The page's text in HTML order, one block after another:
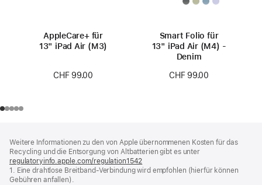
AppleCare+ für
13" iPad Air (M3)
CHF 99.00
Smart Folio für
13" iPad Air (M4) -
Denim
CHF 99.00
Weitere Informationen zu den von Apple übernommenen Kosten für das
Recycling und die Entsorgung von Altbatterien gibt es unter
regulatoryinfo.apple.com/regulation1542
ein
1. Eine drahtlose Breitband-Verbindung wird empfohlen (hierfür können
Gebühren anfallen).